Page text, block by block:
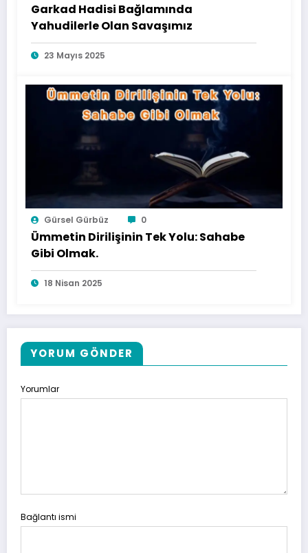
Garkad Hadisi Bağlamında
Yahudilerle Olan Savaşımız
23 Mayıs 2025
Gürsel Gürbüz 0
Ümmetin Dirilişinin Tek Yolu: Sahabe
Gibi Olmak.
18 Nisan 2025
YORUM GÖNDER
Yorumlar
Bağlantı ismi